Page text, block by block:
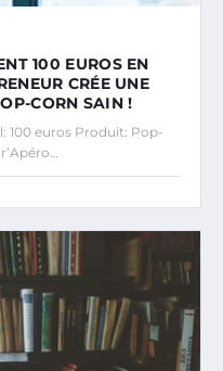
100 EUROS EN
CRÉE UNE
CORN SAIN !
100 euros Produit: Pop-